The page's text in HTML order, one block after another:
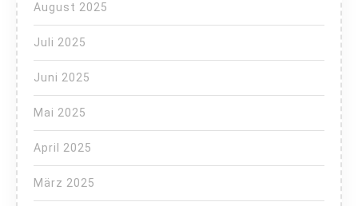
August 2025
Juli 2025
Juni 2025
Mai 2025
April 2025
März 2025